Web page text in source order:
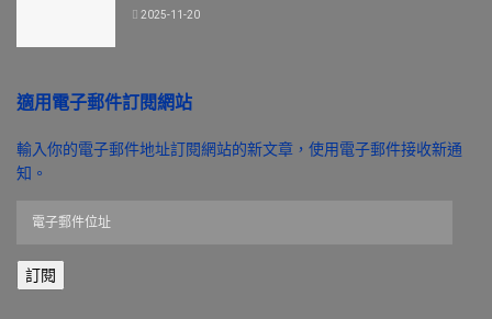
2025-11-20
適用電子郵件訂閱網站
輸入你的電子郵件地址訂閱網站的新文章，使用電子郵件接收新通
知。
郵
件訂閱